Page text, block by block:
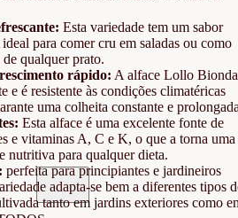
Esta variedade tem um sabor
para comer cru em saladas ou como
qualquer prato.
rápido: A alface Lollo Bionda
e é resistente às condições climatéricas
uma colheita constante e
Esta alface é uma excelente fonte de
e vitaminas A, C e K, o que a torna uma
nutritiva para qualquer dieta.
perfeita para principiantes e jardineiros
adapta-se bem a diferentes tipos
tanto em jardins exteriores como